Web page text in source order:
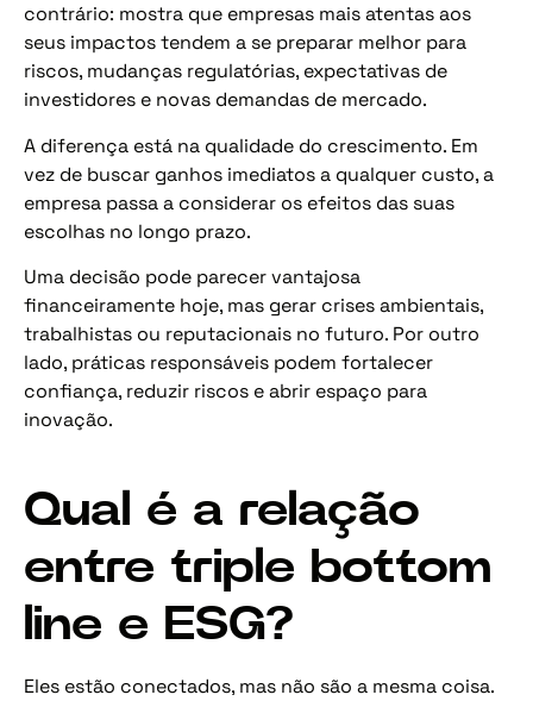
contrário: mostra que empresas mais atentas aos
seus impactos tendem a se preparar melhor para
riscos, mudanças regulatórias, expectativas de
investidores e novas demandas de mercado.
A diferença está na qualidade do crescimento. Em
vez de buscar ganhos imediatos a qualquer custo, a
empresa passa a considerar os efeitos das suas
escolhas no longo prazo.
Uma decisão pode parecer vantajosa
financeiramente hoje, mas gerar crises ambientais,
trabalhistas ou reputacionais no futuro. Por outro
lado, práticas responsáveis podem fortalecer
confiança, reduzir riscos e abrir espaço para
inovação.
Qual é a relação
entre triple bottom
line e ESG?
Eles estão conectados, mas não são a mesma coisa.